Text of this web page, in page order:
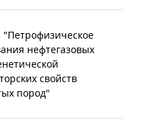
нефтегазовых
свойств
пород"